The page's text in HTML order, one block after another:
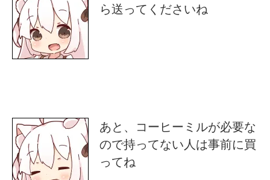
ら送ってくださいね
あと、コーヒーミルが必要な
ので持ってない人は事前に買
ってね